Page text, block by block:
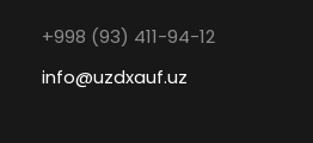
+998 (93) 411-94-12
info@uzdxauf.uz